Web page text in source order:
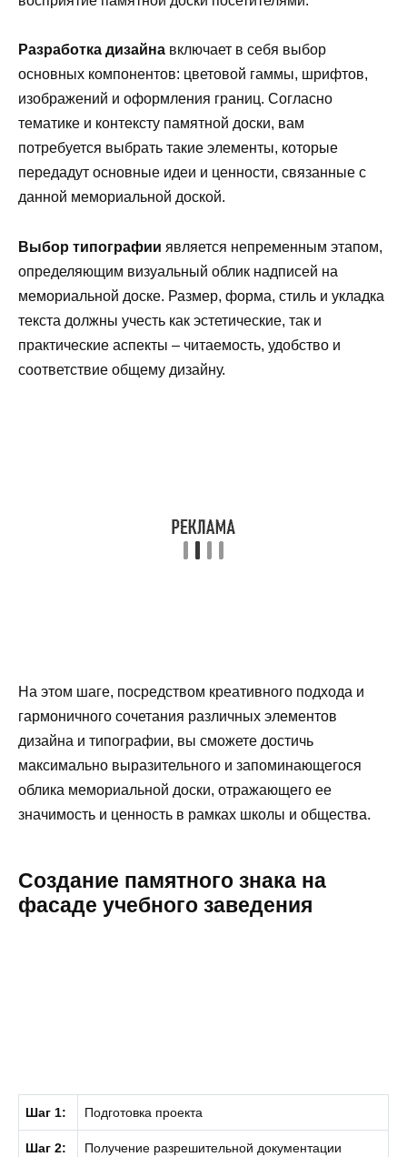
Разработка дизайна включает в себя выбор
основных компонентов: цветовой гаммы, шрифтов,
изображений и оформления границ. Согласно
тематике и контексту памятной доски, вам
потребуется выбрать такие элементы, которые
передадут основные идеи и ценности, связанные с
данной мемориальной доской.
Выбор типографии является непременным этапом,
определяющим визуальный облик надписей на
мемориальной доске. Размер, форма, стиль и укладка
текста должны учесть как эстетические, так и
практические аспекты – читаемость, удобство и
соответствие общему дизайну.
На этом шаге, посредством креативного подхода и
гармоничного сочетания различных элементов
дизайна и типографии, вы сможете достичь
максимально выразительного и запоминающегося
облика мемориальной доски, отражающего ее
значимость и ценность в рамках школы и общества.
Создание памятного знака на
фасаде учебного заведения
Шаг 1: Подготовка проекта
Шаг 2: Получение разрешительной документации